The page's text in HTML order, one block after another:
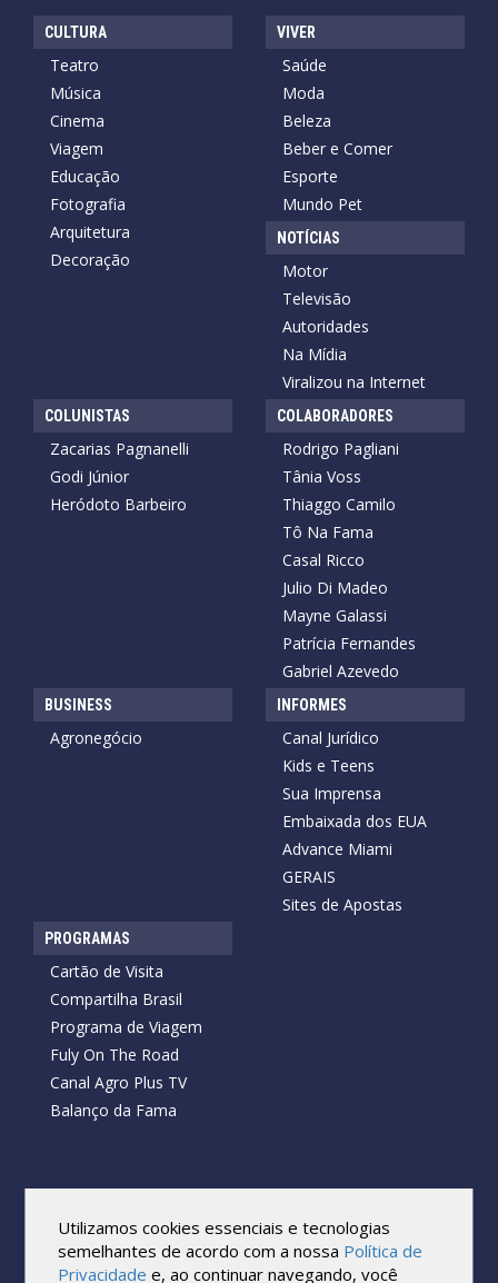
CULTURA
Teatro
Música
Cinema
Viagem
Educação
Fotografia
Arquitetura
Decoração
VIVER
Saúde
Moda
Beleza
Beber e Comer
Esporte
Mundo Pet
NOTÍCIAS
Motor
Televisão
Autoridades
Na Mídia
Viralizou na Internet
COLUNISTAS
Zacarias Pagnanelli
Godi Júnior
Heródoto Barbeiro
COLABORADORES
Rodrigo Pagliani
Tânia Voss
Thiaggo Camilo
Tô Na Fama
Casal Ricco
Julio Di Madeo
Mayne Galassi
Patrícia Fernandes
Gabriel Azevedo
BUSINESS
Agronegócio
INFORMES
Canal Jurídico
Kids e Teens
Sua Imprensa
Embaixada dos EUA
Advance Miami
GERAIS
Sites de Apostas
PROGRAMAS
Cartão de Visita
Compartilha Brasil
Programa de Viagem
Fuly On The Road
Canal Agro Plus TV
Balanço da Fama
Todos os direitos reservados.
Reprodução no todo ou em parte sob qualquer forma ou meio,
sem expressa autorização por escrito do Cartão de Visita, é
proibida.
Utilizamos cookies essenciais e tecnologias
semelhantes de acordo com a nossa Política de
Privacidade e, ao continuar navegando, você